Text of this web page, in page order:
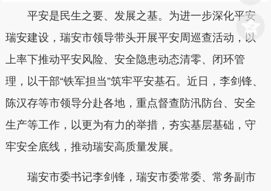
平安是民生之要、发展之基。为进一步深化平安
瑞安建设，瑞安市领导带头开展平安周巡查活动，以
上率下推动平安风险、安全隐患动态清零、闭环管
理，以干部“铁军担当”筑牢平安基石。近日，李剑锋、
陈汉存等市领导分赴各地，重点督查防汛防台、安全
生产等工作，以更为有力的举措，夯实基层基础，守
牢安全底线，推动瑞安高质量发展。
瑞安市委书记李剑锋，瑞安市委常委、常务副市